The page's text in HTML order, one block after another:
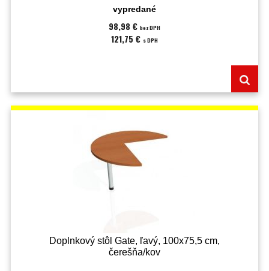
cm;Záruka:60 mesiacov;
vypredané
98,98 € bez DPH
121,75 € s DPH
Doplnkový stôl Gate, ľavý, 100x75,5 cm,
čerešňa/kov